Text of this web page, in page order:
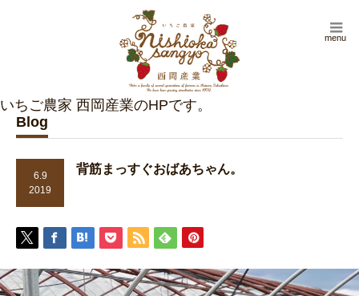
menu
Blog
6.9
2019
背筋まっすぐおばあちゃん。